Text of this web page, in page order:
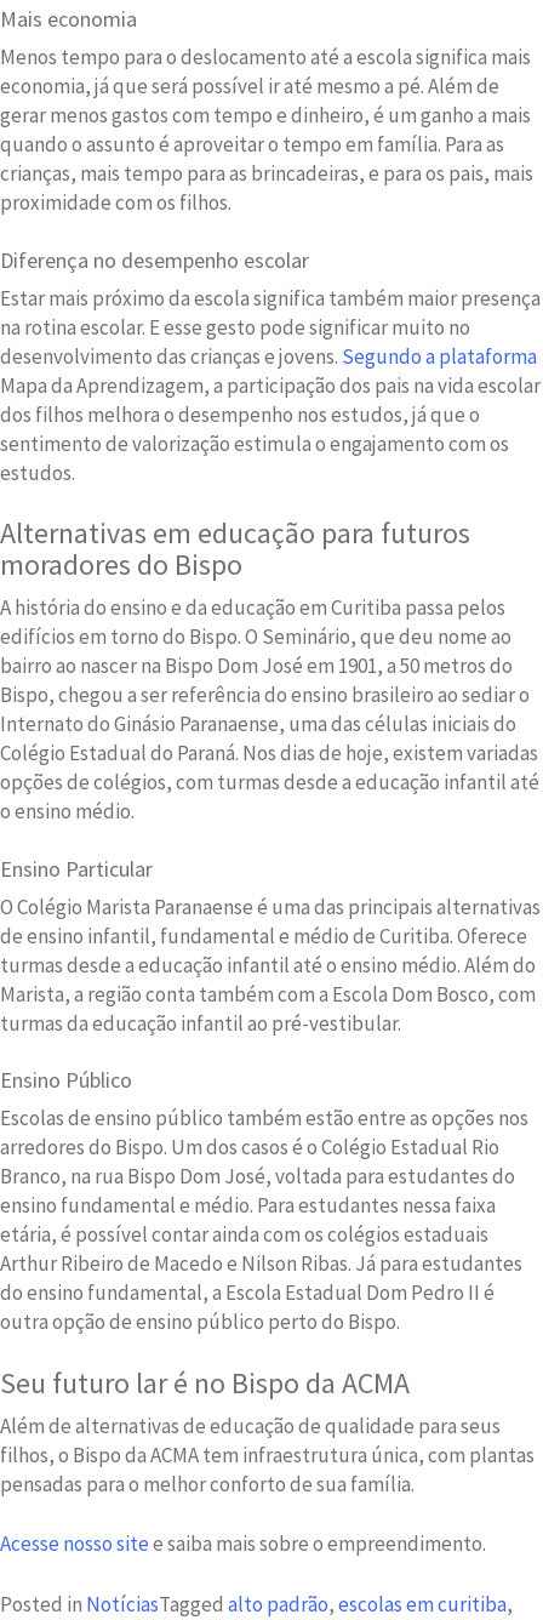
Mais economia
Menos tempo para o deslocamento até a escola significa mais
economia, já que será possível ir até mesmo a pé. Além de
gerar menos gastos com tempo e dinheiro, é um ganho a mais
quando o assunto é aproveitar o tempo em família. Para as
crianças, mais tempo para as brincadeiras, e para os pais, mais
proximidade com os filhos.
Diferença no desempenho escolar
Estar mais próximo da escola significa também maior presença
na rotina escolar. E esse gesto pode significar muito no
desenvolvimento das crianças e jovens. Segundo a plataforma
Mapa da Aprendizagem, a participação dos pais na vida escolar
dos filhos melhora o desempenho nos estudos, já que o
sentimento de valorização estimula o engajamento com os
estudos.
Alternativas em educação para futuros
moradores do Bispo
A história do ensino e da educação em Curitiba passa pelos
edifícios em torno do Bispo. O Seminário, que deu nome ao
bairro ao nascer na Bispo Dom José em 1901, a 50 metros do
Bispo, chegou a ser referência do ensino brasileiro ao sediar o
Internato do Ginásio Paranaense, uma das células iniciais do
Colégio Estadual do Paraná. Nos dias de hoje, existem variadas
opções de colégios, com turmas desde a educação infantil até
o ensino médio.
Ensino Particular
O Colégio Marista Paranaense é uma das principais alternativas
de ensino infantil, fundamental e médio de Curitiba. Oferece
turmas desde a educação infantil até o ensino médio. Além do
Marista, a região conta também com a Escola Dom Bosco, com
turmas da educação infantil ao pré-vestibular.
Ensino Público
Escolas de ensino público também estão entre as opções nos
arredores do Bispo. Um dos casos é o Colégio Estadual Rio
Branco, na rua Bispo Dom José, voltada para estudantes do
ensino fundamental e médio. Para estudantes nessa faixa
etária, é possível contar ainda com os colégios estaduais
Arthur Ribeiro de Macedo e Nilson Ribas. Já para estudantes
do ensino fundamental, a Escola Estadual Dom Pedro II é
outra opção de ensino público perto do Bispo.
Seu futuro lar é no Bispo da ACMA
Além de alternativas de educação de qualidade para seus
filhos, o Bispo da ACMA tem infraestrutura única, com plantas
pensadas para o melhor conforto de sua família.
Acesse nosso sitee saiba mais sobre o empreendimento.
Posted in NotíciasTagged alto padrão,escolas em curitiba,